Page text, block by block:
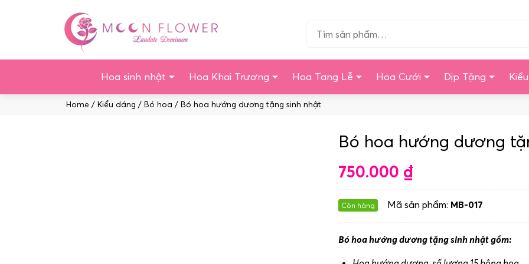
Tìm…
Hoa sinh nhật Hoa Khai Trương Hoa Tang Lễ Hoa Cưới Dịp Tặng
Home / Kiểu dáng / Bó hoa / Bó hoa hướng dương tặng sinh nhật
Bó hoa hướng dương
750.000 ₫
Còn hàng Mã sản phẩm: MB-017
Bó hoa hướng dương tặng sinh nhật gồm: